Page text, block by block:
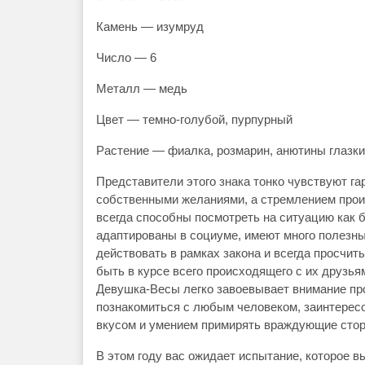
Камень — изумруд
Число — 6
Металл ― медь
Цвет — темно-голубой, пурпурный
Растение ― фиалка, розмарин, анютины глазки
Представители этого знака тонко чувствуют
собственными желаниями, а стремлением
всегда способны посмотреть на ситуацию
адаптированы в социуме, имеют много
действовать в рамках закона и всегда
быть в курсе всего происходящего с их
Девушка-Весы легко завоевывает внимание
познакомиться с любым человеком,
вкусом и умением примирять враждующие
В этом году вас ожидает испытание, которое